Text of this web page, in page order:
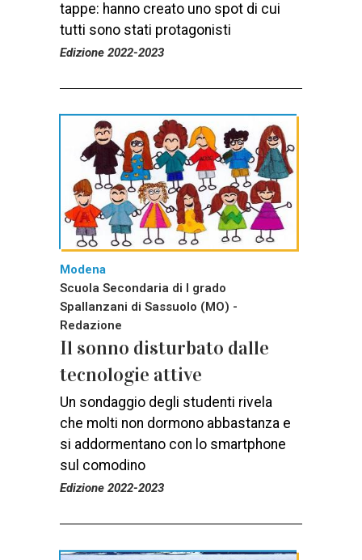
tappe: hanno creato uno spot di cui
tutti sono stati protagonisti
Edizione 2022-2023
Modena
Scuola Secondaria di I grado
Spallanzani di Sassuolo (MO) -
Redazione
Il sonno disturbato dalle
tecnologie attive
Un sondaggio degli studenti rivela
che molti non dormono abbastanza e
si addormentano con lo smartphone
sul comodino
Edizione 2022-2023